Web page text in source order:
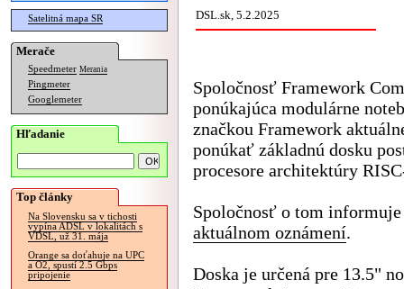
Satelitná mapa SR
Merače
Speedmeter Merania
Pingmeter
Googlemeter
Hľadanie
Top články
Na Slovensku sa v tichosti
vypína ADSL v lokalitách s
VDSL, už 31. mája
Orange sa doťahuje na UPC
a O2, spustí 2.5 Gbps
pripojenie
DSL.sk, 5.2.2025
Spoločnosť Framework
ponúkajúca modulárne
značkou Framework
ponúkať základnú dosku
procesore architektúry
Spoločnosť o tom
aktuálnom oznámení.
Doska je určená pre 13.5"